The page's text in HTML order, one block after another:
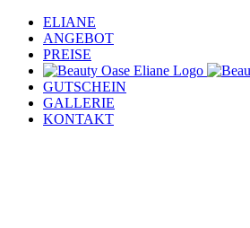
Zum
Inhalt
springen
ELIANE
ANGEBOT
PREISE
GUTSCHEIN
GALLERIE
KONTAKT